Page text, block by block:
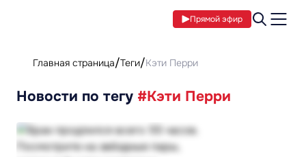
Прямой эфир
Главная страница Теги Кэти Перри
Новости по тегу #Кэти Перри